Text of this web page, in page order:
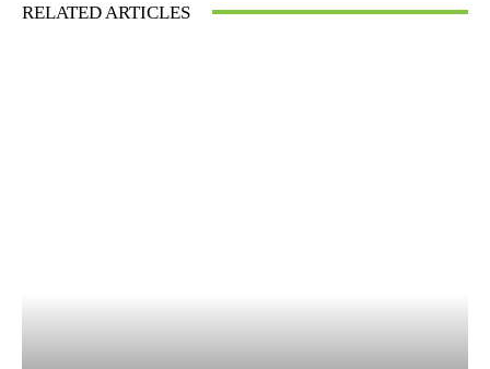
RELATED ARTICLES